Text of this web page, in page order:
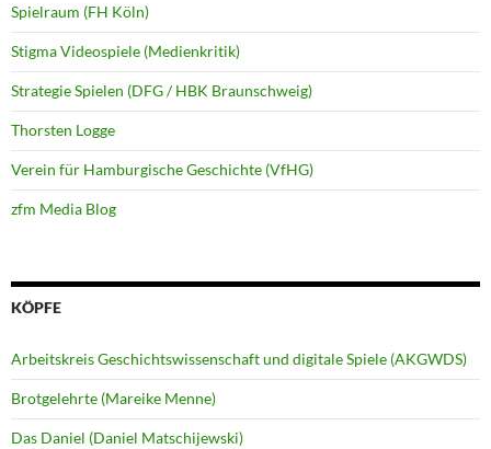
Spielraum (FH Köln)
Stigma Videospiele (Medienkritik)
Strategie Spielen (DFG / HBK Braunschweig)
Thorsten Logge
Verein für Hamburgische Geschichte (VfHG)
zfm Media Blog
KÖPFE
Arbeitskreis Geschichtswissenschaft und digitale Spiele (AKGWDS)
Brotgelehrte (Mareike Menne)
Das Daniel (Daniel Matschijewski)